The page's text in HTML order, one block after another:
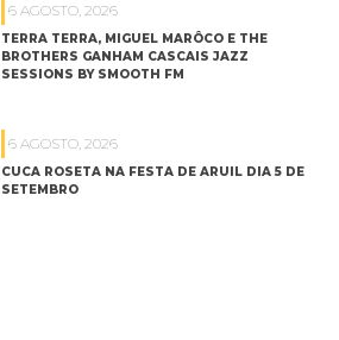
6 AGOSTO, 2026
TERRA TERRA, MIGUEL MARÔCO E THE
BROTHERS GANHAM CASCAIS JAZZ
SESSIONS BY SMOOTH FM
6 AGOSTO, 2026
CUCA ROSETA NA FESTA DE ARUIL DIA 5 DE
SETEMBRO